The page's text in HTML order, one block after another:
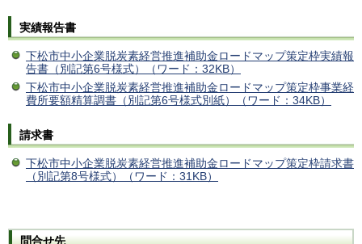
実績報告書
下松市中小企業脱炭素経営推進補助金ロードマップ策定枠実績報
告書（別記第6号様式）（ワード：32KB）
下松市中小企業脱炭素経営推進補助金ロードマップ策定枠事業経
費所要額精算調書（別記第6号様式別紙）（ワード：34KB）
請求書
下松市中小企業脱炭素経営推進補助金ロードマップ策定枠請求書
（別記第8号様式）（ワード：31KB）
問合せ先